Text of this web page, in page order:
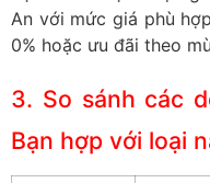
An với mức giá phù
0% hoặc ưu đãi theo
3. So sánh các
Bạn hợp với loại